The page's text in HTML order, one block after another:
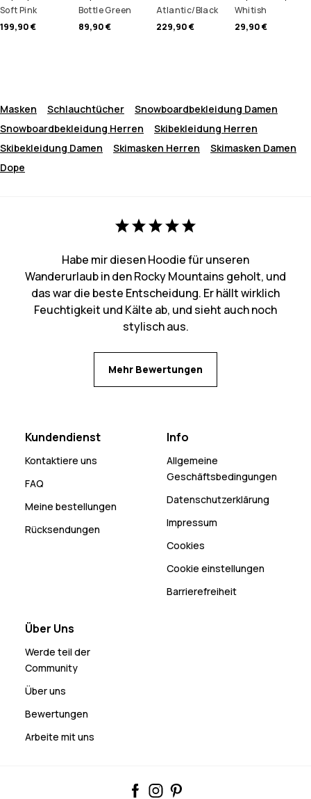
Soft Pink
199,90 €
Bottle Green
89,90 €
Atlantic/Black
229,90 €
Whitish
29,90 €
Masken Schlauchtücher
Snowboardbekleidung Damen
Snowboardbekleidung Herren
Skibekleidung Herren
Skibekleidung Damen
Skimasken Herren
Skimasken Damen
Dope
Habe mir diesen Hoodie für unseren
Wanderurlaub in den Rocky Mountains geholt, und
das war die beste Entscheidung. Er hällt wirklich
Feuchtigkeit und Kälte ab, und sieht auch noch
stylisch aus.
Mehr Bewertungen
Kundendienst
Kontaktiere uns
FAQ
Meine bestellungen
Rücksendungen
Info
Allgemeine
Geschäftsbedingungen
Datenschutzerklärung
Impressum
Cookies
Cookie einstellungen
Barrierefreiheit
Über Uns
Werde teil der
Community
Über uns
Bewertungen
Arbeite mit uns